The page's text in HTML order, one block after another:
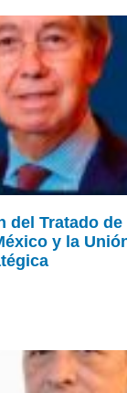
del Tratado
y la